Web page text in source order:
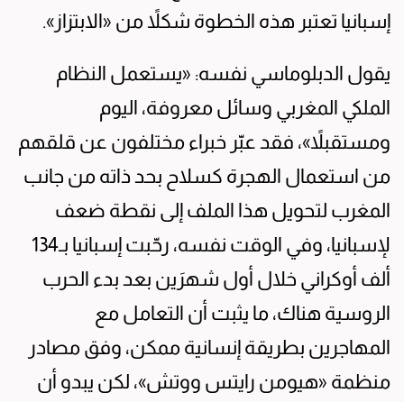
إسبانيا تعتبر هذه الخطوة شكلاً من «الابتزاز».
يقول الدبلوماسي نفسه: «يستعمل النظام
الملكي المغربي وسائل معروفة، اليوم
ومستقبلاً»، فقد عبّر خبراء مختلفون عن قلقهم
من استعمال الهجرة كسلاح بحد ذاته من جانب
المغرب لتحويل هذا الملف إلى نقطة ضعف
لإسبانيا، وفي الوقت نفسه، رحّبت إسبانيا بـ134
ألف أوكراني خلال أول شهرَين بعد بدء الحرب
الروسية هناك، ما يثبت أن التعامل مع
المهاجرين بطريقة إنسانية ممكن، وفق مصادر
منظمة «هيومن رايتس ووتش»، لكن يبدو أن